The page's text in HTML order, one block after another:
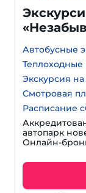
Автобусные
Теплоходные
Экскурсия
Смотровая
Расписание
автопарк
Онлайн-